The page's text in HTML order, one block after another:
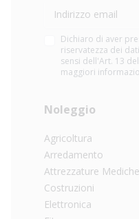
Indirizzo email
Dichiaro di aver
riservatezza dei
sensi dell'Art. 13 del
maggiori
Noleggio
Agricoltura
Arredamento
Attrezzature Mediche
Costruzioni
Elettronica